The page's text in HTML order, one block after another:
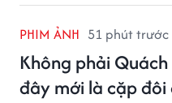
PHIM ẢNH 51 phút trước
Không phải
đây mới là cặp